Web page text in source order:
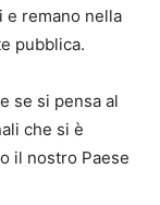
remano nella
pubblica.
se si pensa al
che si è
il nostro Paese